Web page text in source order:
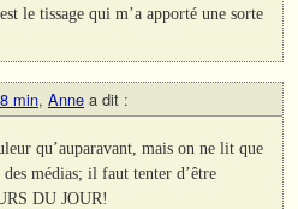
le tissage qui m’a apporté une sorte
min, Anne a dit :
qu’auparavant, mais on ne lit que
médias; il faut tenter d’être
DU JOUR!